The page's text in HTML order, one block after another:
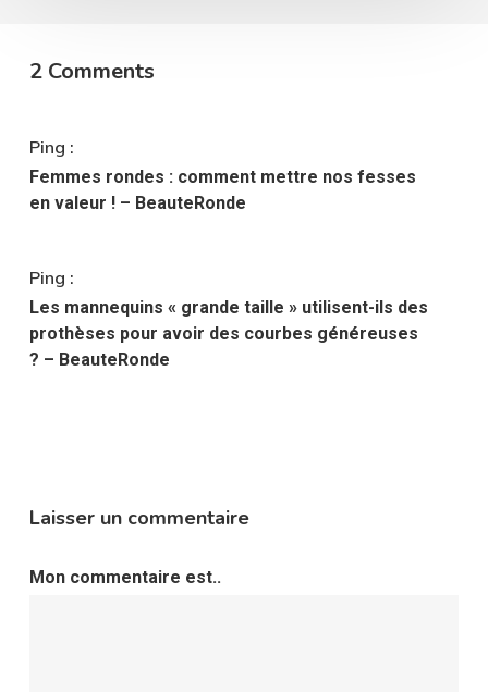
2 Comments
Ping :
Femmes rondes : comment mettre nos fesses
en valeur ! – BeauteRonde
Ping :
Les mannequins « grande taille » utilisent-ils des
prothèses pour avoir des courbes généreuses
? – BeauteRonde
Laisser un commentaire
Mon commentaire est..